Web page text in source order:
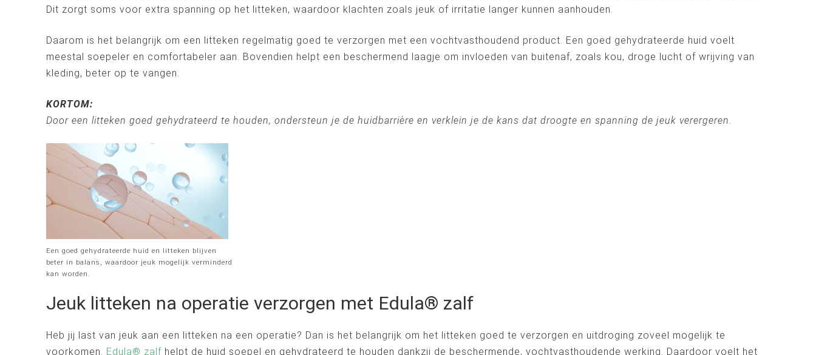
Dit zorgt soms voor extra spanning op het litteken, waardoor klachten zoals jeuk of irritatie langer kunnen aanhouden.
Daarom is het belangrijk om een litteken regelmatig goed te verzorgen met een vochtvasthoudend product. Een goed gehydrateerde huid voelt
meestal soepeler en comfortabeler aan. Bovendien helpt een beschermend laagje om invloeden van buitenaf, zoals kou, droge lucht of wrijving van
kleding, beter op te vangen.
KORTOM:
Door een litteken goed gehydrateerd te houden, ondersteun je de huidbarrière en verklein je de kans dat droogte en spanning de jeuk verergeren.
Een goed gehydrateerde huid en litteken blijven
beter in balans, waardoor jeuk mogelijk verminderd
kan worden.
Jeuk litteken na operatie verzorgen met Edula® zalf
Heb jij last van jeuk aan een litteken na een operatie? Dan is het belangrijk om het litteken goed te verzorgen en uitdroging zoveel mogelijk te
voorkomen. Edula® zalf helpt de huid soepel en gehydrateerd te houden dankzij de beschermende, vochtvasthoudende werking. Daardoor voelt het